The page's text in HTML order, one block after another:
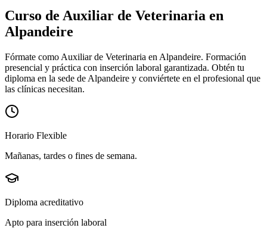
Curso de Auxiliar de Veterinaria en
Alpandeire
Fórmate como Auxiliar de Veterinaria en Alpandeire. Formación
presencial y práctica con inserción laboral garantizada. Obtén tu
diploma en la sede de Alpandeire y conviértete en el profesional que
las clínicas necesitan.
Horario Flexible
Mañanas, tardes o fines de semana.
Diploma acreditativo
Apto para inserción laboral